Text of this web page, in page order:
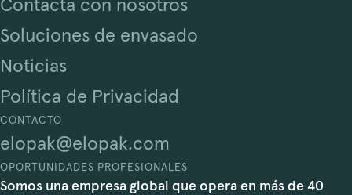
Contacta con nosotros
Soluciones de envasado
Noticias
Política de Privacidad
CONTACTO
elopak@elopak.com
OPORTUNIDADES PROFESIONALES
Somos una empresa global que opera en más de 40